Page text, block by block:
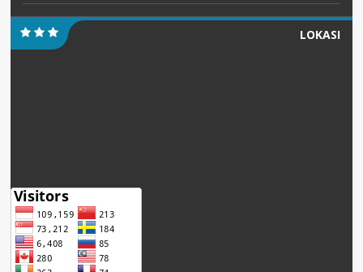
LOKASI